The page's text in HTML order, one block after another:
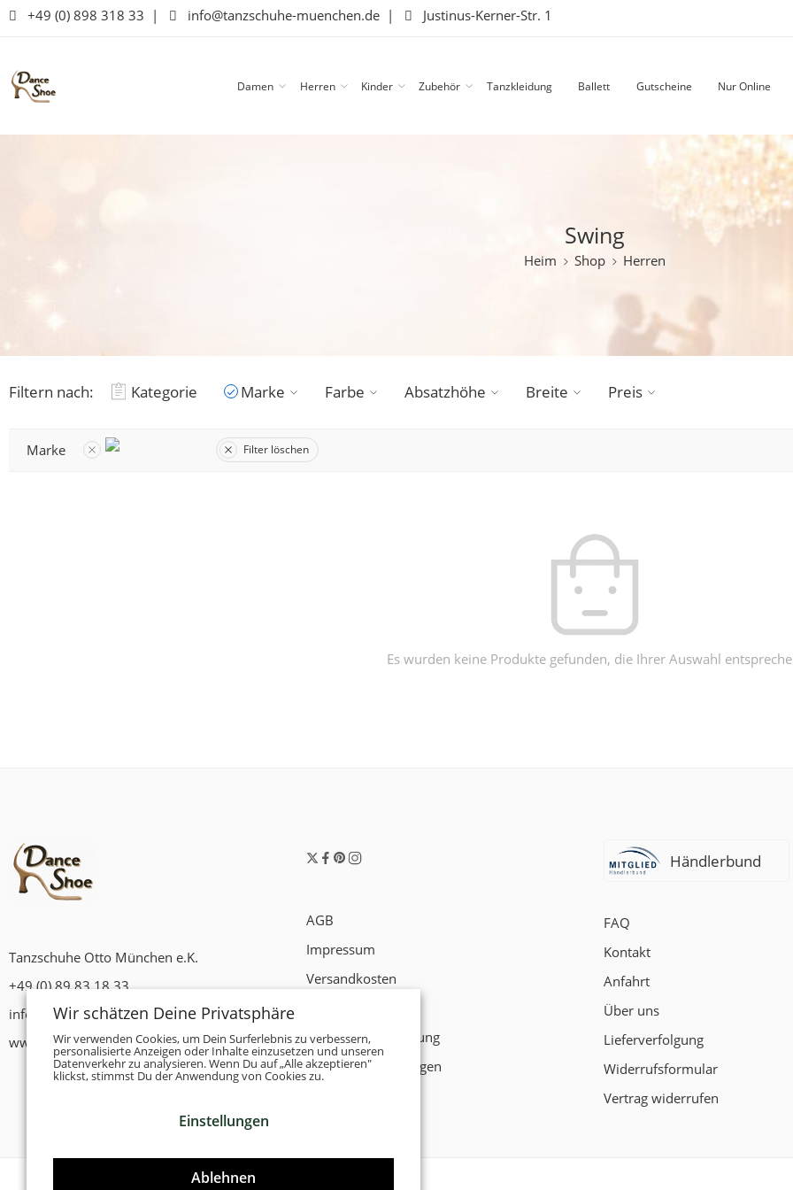
+49 (0) 898 318 33 | info@tanzschuhe-muenchen.de | Justinus-Kerner-Str. 1
Damen Herren Kinder Zubehör Tanzkleidung Ballett Gutscheine Nur Online
Swing
Heim Shop Herren
Filtern nach: Kategorie Marke Farbe Absatzhöhe Breite Preis
Marke Filter löschen
Es wurden keine Produkte gefunden, die Ihrer Auswahl
Tanzschuhe Otto München e.K.
+49 (0) 89 83 18 33
info@tanzschuhe-muenchen.de
www.tanzschuhe-muenchen.de
AGB
Impressum
Versandkosten
Datenschutzerklärung
Zahlungsbedingungen
Händlerbund
FAQ
Kontakt
Anfahrt
Über uns
Lieferverfolgung
Widerrufsformular
Vertrag widerrufen
Wir schätzen Deine Privatsphäre
Wir verwenden Cookies, um Dein Surferlebnis zu verbessern,
personalisierte Anzeigen oder Inhalte einzusetzen und unseren
Datenverkehr zu analysieren. Wenn Du auf „Alle akzeptieren"
klickst, stimmst Du der Anwendung von Cookies zu.
Einstellungen
Ablehnen